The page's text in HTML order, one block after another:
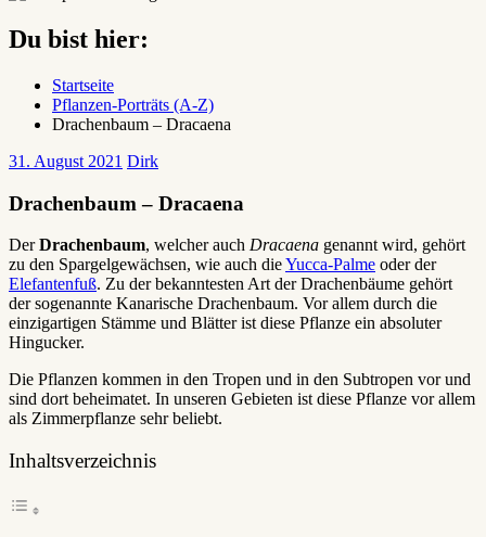
Du bist hier:
Startseite
Pflanzen-Porträts (A-Z)
Drachenbaum – Dracaena
31. August 2021 Dirk
Drachenbaum – Dracaena
DerDrachenbaum, welcher auch Dracaena genannt wird, gehört
zu den Spargelgewächsen, wie auch dieYucca-Palme oder der
Elefantenfuß. Zu der bekanntesten Art der Drachenbäume gehört
der sogenannte Kanarische Drachenbaum. Vor allem durch die
einzigartigen Stämme und Blätter ist diese Pflanze ein absoluter
Hingucker.
Die Pflanzen kommen in den Tropen und in den Subtropen vor und
sind dort beheimatet. In unseren Gebieten ist diese Pflanze vor allem
als Zimmerpflanze sehr beliebt.
Inhaltsverzeichnis